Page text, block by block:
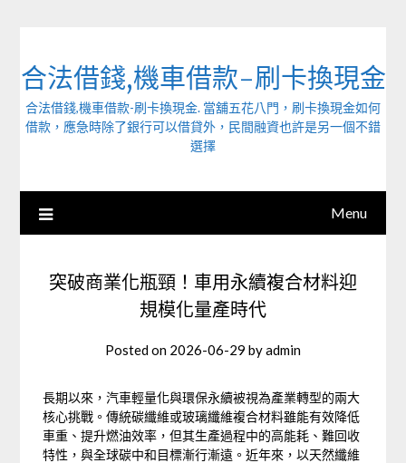
合法借錢,機車借款-刷卡換現金
合法借錢,機車借款-刷卡換現金. 當舖五花八門，刷卡換現金如何
借款，應急時除了銀行可以借貸外，民間融資也許是另一個不錯
選擇
Menu
突破商業化瓶頸！車用永續複合材料迎
規模化量產時代
Posted on 2026-06-29 byadmin
長期以來，汽車輕量化與環保永續被視為產業轉型的兩大
核心挑戰。傳統碳纖維或玻璃纖維複合材料雖能有效降低
車重、提升燃油效率，但其生產過程中的高能耗、難回收
特性，與全球碳中和目標漸行漸遠。近年來，以天然纖維